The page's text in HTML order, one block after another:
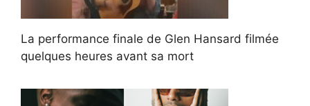
La performance finale de Glen Hansard filmée
quelques heures avant sa mort